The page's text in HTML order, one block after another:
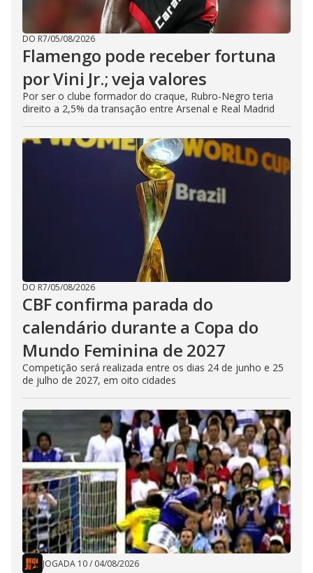
DO R7/05/08/2026
Flamengo pode receber fortuna
por Vini Jr.; veja valores
Por ser o clube formador do craque, Rubro-Negro teria
direito a 2,5% da transação entre Arsenal e Real Madrid
DO R7/05/08/2026
CBF confirma parada do
calendário durante a Copa do
Mundo Feminina de 2027
Competição será realizada entre os dias 24 de junho e 25
de julho de 2027, em oito cidades
JOGADA 10/ 04/08/2026